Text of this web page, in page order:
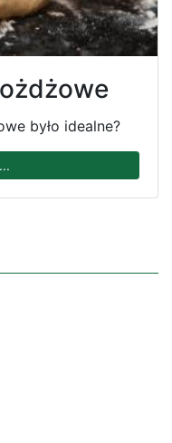
było idealne?